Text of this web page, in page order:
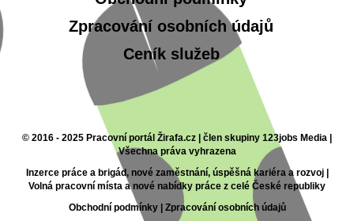
Zpracování osobních údajů
Ceník služeb
© 2016 - 2025 Pracovní portál Žirafa.cz | člen skupiny 123jobs Media |
Všechna práva vyhrazena
Inzerce práce a brigád, nové zaměstnání, úspěšná kariéra a rozvoj |
Volná pracovní místa a nové nabídky práce z celé České republiky
Obchodní podmínky| Zpracování osobních údajů